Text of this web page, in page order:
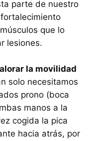
parte de nuestro
que lo
lesiones.
la movilidad
solo necesitamos
prono (boca
manos a la
cogida la pica
hacia atrás, por